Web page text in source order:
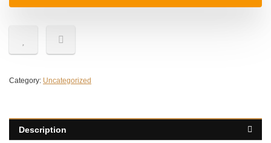
Category: Uncategorized
Description